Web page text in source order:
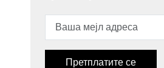
Претплатите се